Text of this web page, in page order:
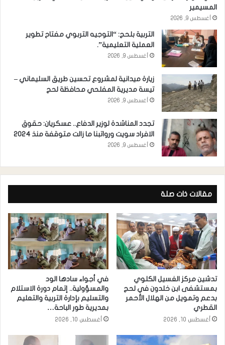
المسيمير
أغسطس 9, 2026
التربية بلحج: “التوجيه التربوي مفتاح تطوير
العملية التعليمية”.
أغسطس 9, 2026
زيارة ميدانية لمشروع تحسين طريق السليماني –
تيسة مديرية المفلحي محافظة لحج
أغسطس 9, 2026
تجدد المناشدة لوزير الدفاع.. عسكريان: حقوق
الافراد سويت ورواتبنا ما زالت متوقفة منذ 2024
أغسطس 9, 2026
مقالات ذات صلة
تدشين مركز الغسيل الكلوي
بمستشفى ابن خلدون في لحج
بدعم وتمويل من الهلال الأحمر
القطري
أغسطس 10, 2026
​في أجواء سادها الود
والمسؤولية.. إتمام دورة الاستلام
والتسليم بإدارة التربية والتعليم
بمديرية طور الباحة…
أغسطس 10, 2026